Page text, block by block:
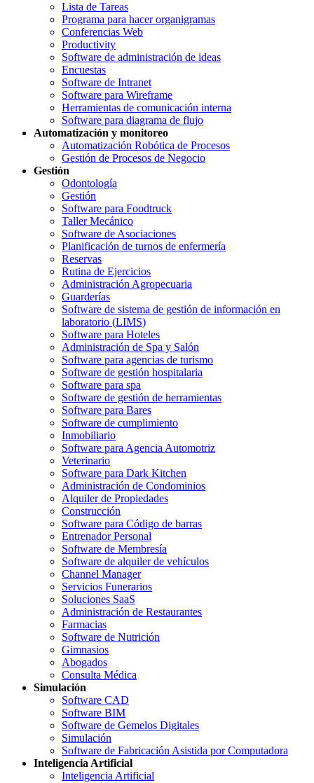
Lista de Tareas
Programa para hacer organigramas
Conferencias Web
Productivity
Software de administración de ideas
Encuestas
Software de Intranet
Software para Wireframe
Herramientas de comunicación interna
Software para diagrama de flujo
Automatización y monitoreo
Automatización Robótica de Procesos
Gestión de Procesos de Negocio
Gestión
Odontología
Gestión
Software para Foodtruck
Taller Mecánico
Software de Asociaciones
Planificación de turnos de enfermería
Reservas
Rutina de Ejercicios
Administración Agropecuaria
Guarderías
Software de sistema de gestión de información en
laboratorio (LIMS)
Software para Hoteles
Administración de Spa y Salón
Software para agencias de turismo
Software de gestión hospitalaria
Software para spa
Software de gestión de herramientas
Software para Bares
Software de cumplimiento
Inmobiliario
Software para Agencia Automotriz
Veterinario
Software para Dark Kitchen
Administración de Condominios
Alquiler de Propiedades
Construcción
Software para Código de barras
Entrenador Personal
Software de Membresía
Software de alquiler de vehículos
Channel Manager
Servicios Funerarios
Soluciones SaaS
Administración de Restaurantes
Farmacias
Software de Nutrición
Gimnasios
Abogados
Consulta Médica
Simulación
Software CAD
Software BIM
Software de Gemelos Digitales
Simulación
Software de Fabricación Asistida por Computadora
Inteligencia Artificial
Inteligencia Artificial